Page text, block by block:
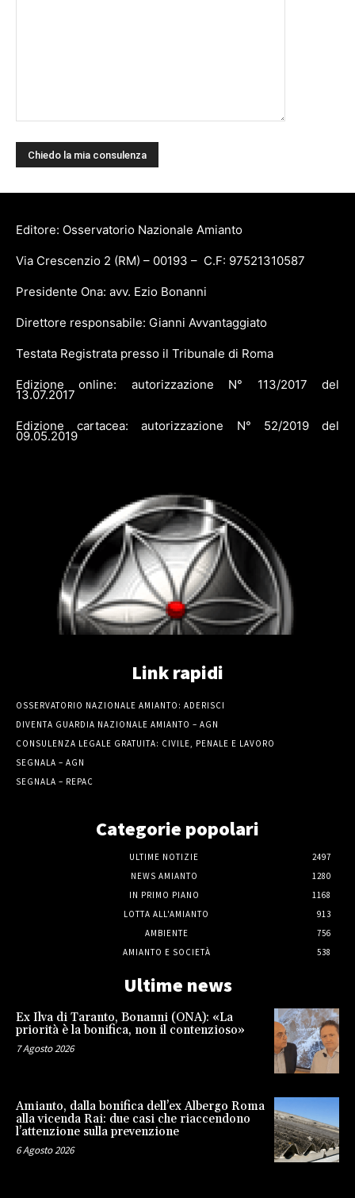
Editore: Osservatorio Nazionale Amianto
Via Crescenzio 2 (RM) – 00193 – C.F: 97521310587
Presidente Ona: avv. Ezio Bonanni
Direttore responsabile: Gianni Avvantaggiato
Testata Registrata presso il Tribunale di Roma
Edizione online: autorizzazione N° 113/2017 del
13.07.2017
Edizione cartacea: autorizzazione N° 52/2019 del
09.05.2019
Link rapidi
OSSERVATORIO NAZIONALE AMIANTO: ADERISCI
DIVENTA GUARDIA NAZIONALE AMIANTO – AGN
CONSULENZA LEGALE GRATUITA: CIVILE, PENALE E LAVORO
SEGNALA – AGN
SEGNALA – REPAC
Categorie popolari
ULTIME NOTIZIE
2497
NEWS AMIANTO
1280
IN PRIMO PIANO
1168
LOTTA ALL'AMIANTO
913
AMBIENTE
756
AMIANTO E SOCIETÀ
538
Ultime news
Ex Ilva di Taranto, Bonanni (ONA): «La
priorità è la bonifica, non il contenzioso»
7 Agosto 2026
Amianto, dalla bonifica dell’ex Albergo Roma
alla vicenda Rai: due casi che riaccendono
l’attenzione sulla prevenzione
6 Agosto 2026